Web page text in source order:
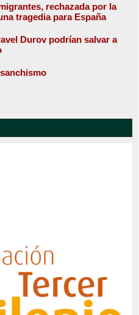
rechazada por la
tragedia para España
Durov podrían salvar a